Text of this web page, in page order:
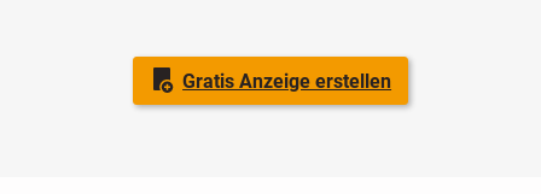
Gratis Anzeige erstellen